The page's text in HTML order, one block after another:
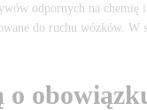
odpornych na
do ruchu wózków.